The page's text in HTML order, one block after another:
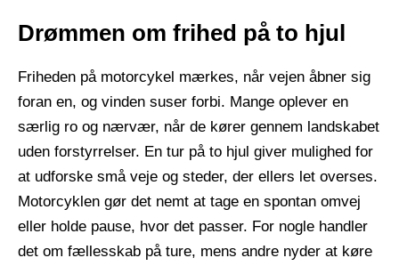
Drømmen om frihed på to hjul
Friheden på motorcykel mærkes, når vejen åbner sig
foran en, og vinden suser forbi. Mange oplever en
særlig ro og nærvær, når de kører gennem landskabet
uden forstyrrelser. En tur på to hjul giver mulighed for
at udforske små veje og steder, der ellers let overses.
Motorcyklen gør det nemt at tage en spontan omvej
eller holde pause, hvor det passer. For nogle handler
det om fællesskab på ture, mens andre nyder at køre